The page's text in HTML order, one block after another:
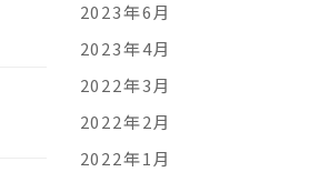
2023年6月
2023年4月
2022年3月
2022年2月
2022年1月